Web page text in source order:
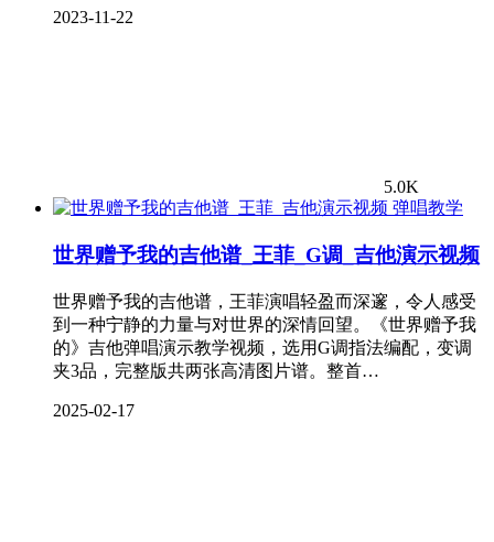
2023-11-22
5.0K
弹唱教学
世界赠予我的吉他谱_王菲_G调_吉他演示视频
世界赠予我的吉他谱，王菲演唱轻盈而深邃，令人感受
到一种宁静的力量与对世界的深情回望。《世界赠予我
的》吉他弹唱演示教学视频，选用G调指法编配，变调
夹3品，完整版共两张高清图片谱。整首…
2025-02-17